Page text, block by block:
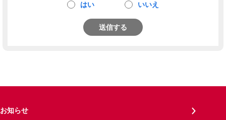
はい いいえ
送信する
お知らせ